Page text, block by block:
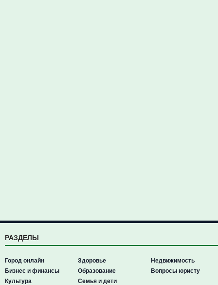
РАЗДЕЛЫ
Город онлайн
Бизнес и финансы
Культура
Здоровье
Образование
Семья и дети
Недвижимость
Вопросы юристу